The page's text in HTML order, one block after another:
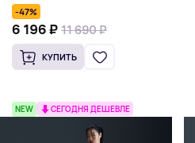
-47%
6 196 ₽ 11 690 ₽
КУПИТЬ
NEW СЕГОДНЯ ДЕШЕВЛЕ